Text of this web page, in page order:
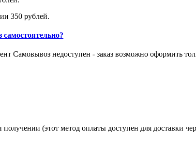
350 рублей.
самостоятельно?
Самовывоз недоступен - заказ возможно оформить
получении (этот метод оплаты доступен для доставки